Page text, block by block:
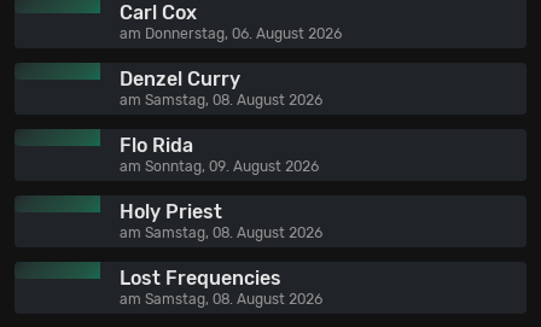
Carl Cox
am Donnerstag, 06. August 2026
Denzel Curry
am Samstag, 08. August 2026
Flo Rida
am Sonntag, 09. August 2026
Holy Priest
am Samstag, 08. August 2026
Lost Frequencies
am Samstag, 08. August 2026